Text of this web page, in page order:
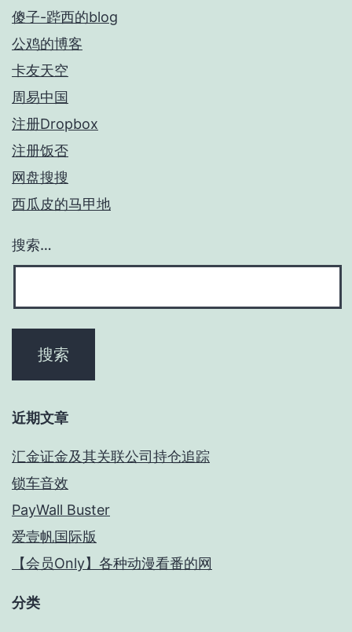
傻子-跸西的blog
公鸡的博客
卡友天空
周易中国
注册Dropbox
注册饭否
网盘搜搜
西瓜皮的马甲地
搜索…
近期文章
汇金证金及其关联公司持仓追踪
锁车音效
PayWall Buster
爱壹帆国际版
【会员Only】各种动漫看番的网
分类